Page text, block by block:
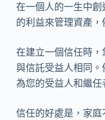
在一個人的一生中
的利益來管理資產，
在建立一個信任時
與信託受益人相同
為您的受益人和繼任
信任的好處是，家